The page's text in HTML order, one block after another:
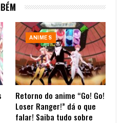
ANIMES
Retorno do anime “Go! Go!
Loser Ranger!” dá o que
falar! Saiba tudo sobre